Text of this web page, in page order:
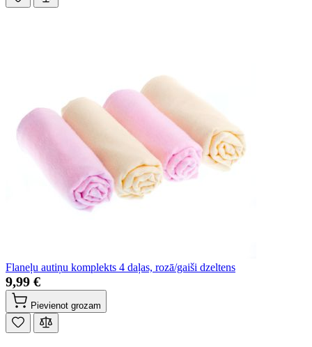
Flaneļu autiņu komplekts 4 daļas, rozā/gaiši dzeltens
9,99 €
Pievienot grozam